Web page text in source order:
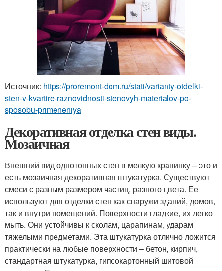
Источник: https://proremont-dom.ru/stati/varianty-otdelki-
sten-v-kvartire-raznovidnosti-stenovyh-materialov-po-
sposobu-primeneniya
Декоративная отделка стен виды.
Мозаичная
Внешний вид однотонных стен в мелкую крапинку – это и
есть мозаичная декоративная штукатурка. Существуют
смеси с разным размером частиц, разного цвета. Ее
используют для отделки стен как снаружи зданий, домов,
так и внутри помещений. Поверхности гладкие, их легко
мыть. Они устойчивы к сколам, царапинам, ударам
тяжелыми предметами. Эта штукатурка отлично ложится
практически на любые поверхности – бетон, кирпич,
стандартная штукатурка, гипсокартонный щитовой